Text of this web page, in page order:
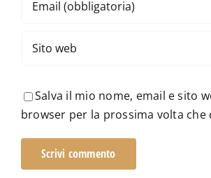
Salva il mio nome, email e sito
browser per la prossima volta che